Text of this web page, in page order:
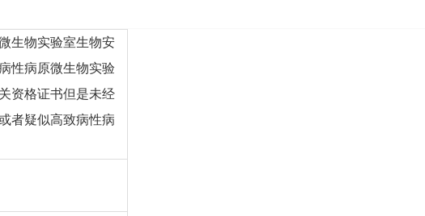
生物实验室生物安
性病原微生物实验
资格证书但是未经
者疑似高致病性病